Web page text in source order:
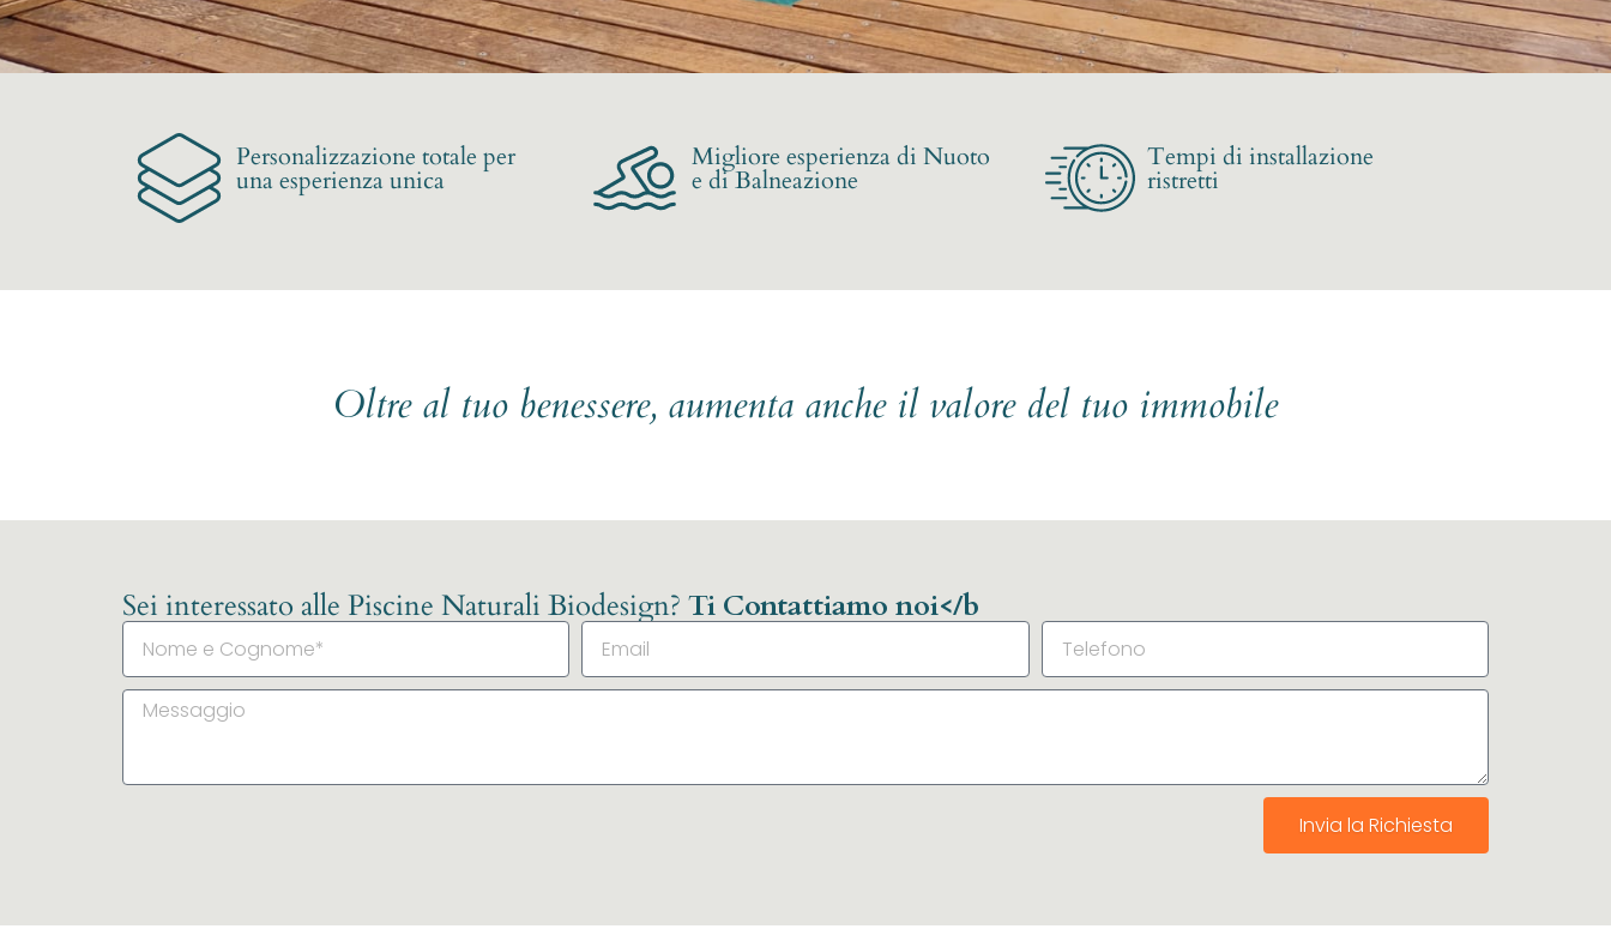
Personalizzazione totale per
una esperienza unica
Migliore esperienza di Nuoto
e di Balneazione
Tempi di installazione
ristretti
Oltre al tuo benessere, aumenta anche il valore del tuo immobile
Sei interessato alle Piscine Naturali Biodesign? Ti Contattiamo noi</b
Invia la Richiesta